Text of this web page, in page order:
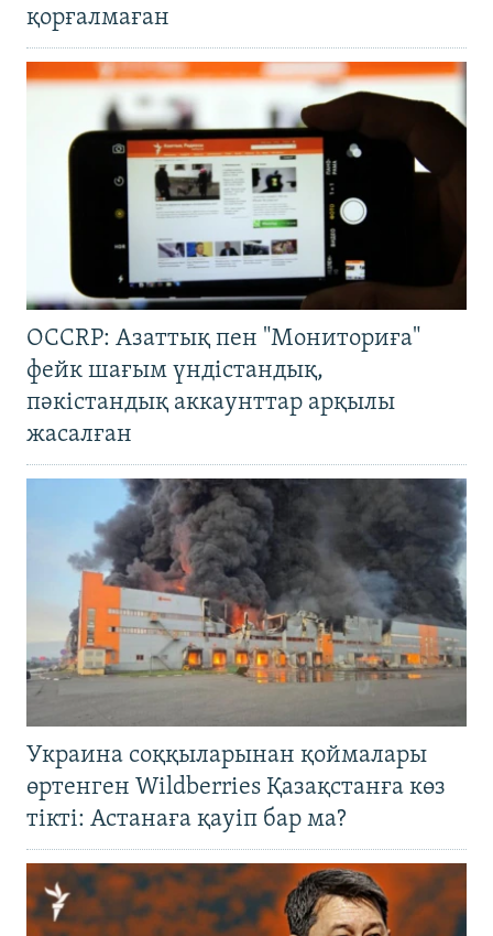
қорғалмаған
OCCRP: Азаттық пен "Мониториға"
фейк шағым үндістандық,
пәкістандық аккаунттар арқылы
жасалған
Украина соққыларынан қоймалары
өртенген Wildberries Қазақстанға көз
тікті: Астанаға қауіп бар ма?